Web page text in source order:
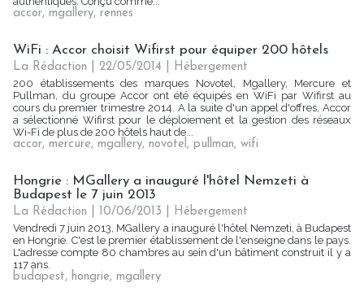
accor, mgallery, rennes
WiFi : Accor choisit Wifirst pour équiper 200 hôtels
La Rédaction | 22/05/2014
Hébergement
200 établissements des marques Novotel, Mgallery, Mercure et
Pullman, du groupe Accor ont été équipés en WiFi par Wifirst au
cours du premier trimestre 2014. A la suite d'un appel d'offres, Accor
a sélectionné Wifirst pour le déploiement et la gestion des réseaux
Wi-Fi de plus de 200 hôtels haut de...
accor, mercure, mgallery, novotel, pullman, wifi
Hongrie : MGallery a inauguré l'hôtel Nemzeti à
Budapest le 7 juin 2013
La Rédaction | 10/06/2013
Hébergement
Vendredi 7 juin 2013, MGallery a inauguré l'hôtel Nemzeti, à Budapest
en Hongrie. C'est le premier établissement de l'enseigne dans le pays.
L'adresse compte 80 chambres au sein d'un bâtiment construit il y a
117 ans.
budapest, hongrie, mgallery